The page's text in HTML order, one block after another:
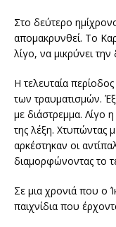
Στο δεύτερο
απομακρυνθεί. Το
λίγο, να μικρύνει
Η τελευταία
των τραυματισμών.
με διάστρεμμα. Λίγο
της λέξη. Χτυπώντας
αρκέστηκαν οι
διαμορφώνοντας το
Σε μια χρονιά που ο
παιχνίδια που